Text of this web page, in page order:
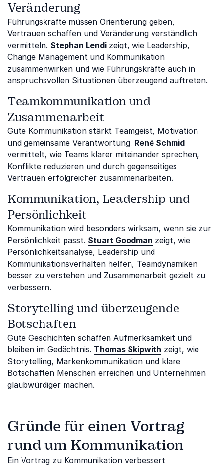
Veränderung
Führungskräfte müssen Orientierung geben,
Vertrauen schaffen und Veränderung verständlich
vermitteln. Stephan Lendi zeigt, wie Leadership,
Change Management und Kommunikation
zusammenwirken und wie Führungskräfte auch in
anspruchsvollen Situationen überzeugend auftreten.
Teamkommunikation und
Zusammenarbeit
Gute Kommunikation stärkt Teamgeist, Motivation
und gemeinsame Verantwortung. René Schmid
vermittelt, wie Teams klarer miteinander sprechen,
Konflikte reduzieren und durch gegenseitiges
Vertrauen erfolgreicher zusammenarbeiten.
Kommunikation, Leadership und
Persönlichkeit
Kommunikation wird besonders wirksam, wenn sie zur
Persönlichkeit passt. Stuart Goodman zeigt, wie
Persönlichkeitsanalyse, Leadership und
Kommunikationsverhalten helfen, Teamdynamiken
besser zu verstehen und Zusammenarbeit gezielt zu
verbessern.
Storytelling und überzeugende
Botschaften
Gute Geschichten schaffen Aufmerksamkeit und
bleiben im Gedächtnis. Thomas Skipwith zeigt, wie
Storytelling, Markenkommunikation und klare
Botschaften Menschen erreichen und Unternehmen
glaubwürdiger machen.
Gründe für einen Vortrag
rund um Kommunikation
Ein Vortrag zu Kommunikation verbessert